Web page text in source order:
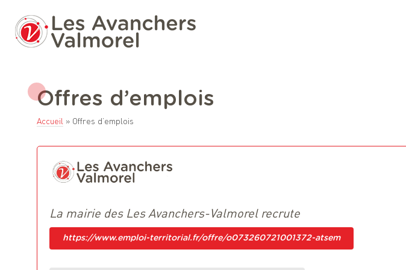
Offres d’emplois
Accueil » Offres d’emplois
La mairie des Les Avanchers-Valmorel recrute
https://www.emploi-territorial.fr/offre/o073260721001372-atsem